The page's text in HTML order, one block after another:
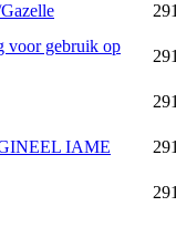
voor gebruik op
IAME